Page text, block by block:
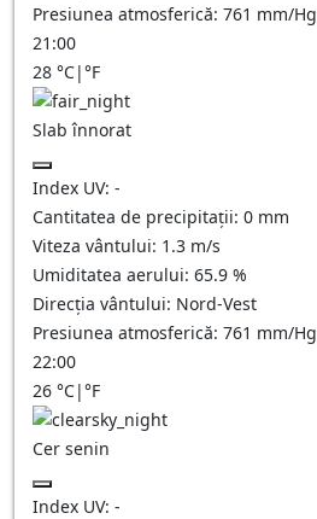
Presiunea atmosferică: 761 mm/Hg
21:00
28 °C|°F
Slab înnorat
Index UV: -
Cantitatea de precipitații: 0 mm
Viteza vântului: 1.3 m/s
Umiditatea aerului: 65.9 %
Direcția vântului: Nord-Vest
Presiunea atmosferică: 761 mm/Hg
22:00
26 °C|°F
Cer senin
Index UV: -